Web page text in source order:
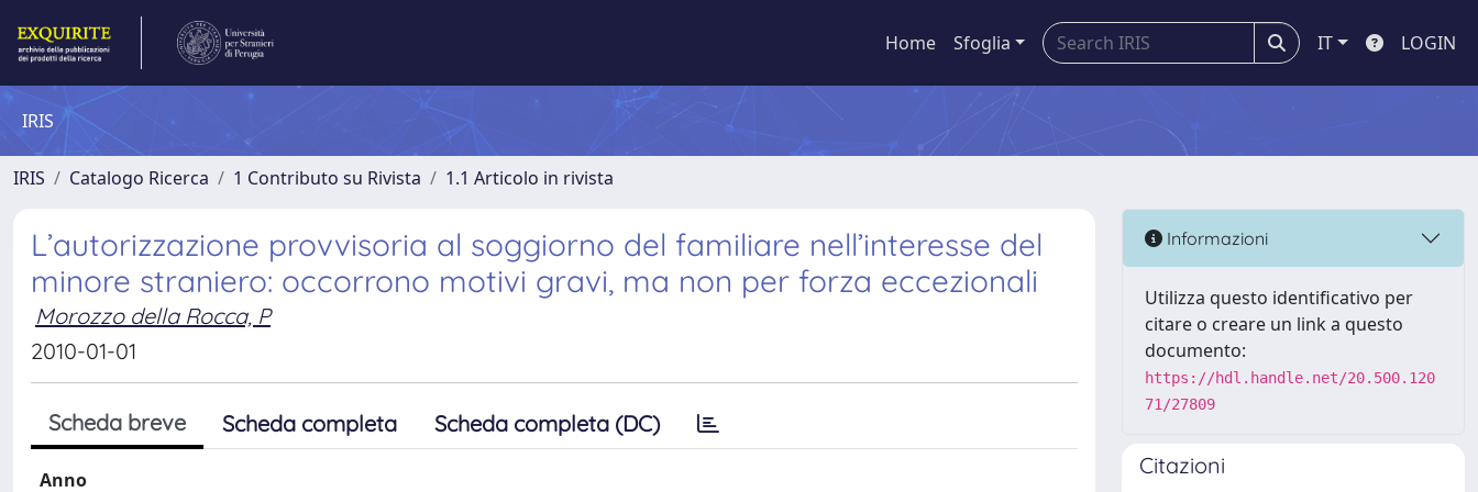
Home Sfoglia IT LOGIN
IRIS
IRIS Catalogo Ricerca 1 Contributo su Rivista 1.1 Articolo in rivista
L’autorizzazione provvisoria al soggiorno del familiare nell’interesse del
minore straniero: occorrono motivi gravi, ma non per forza eccezionali
Morozzo della Rocca, P
2010-01-01
Scheda breve Scheda completa Scheda completa (DC)
Anno
Informazioni
Utilizza questo identificativo per
citare o creare un link a questo
documento:
https://hdl.handle.net/20.500.120
71/27809
Citazioni